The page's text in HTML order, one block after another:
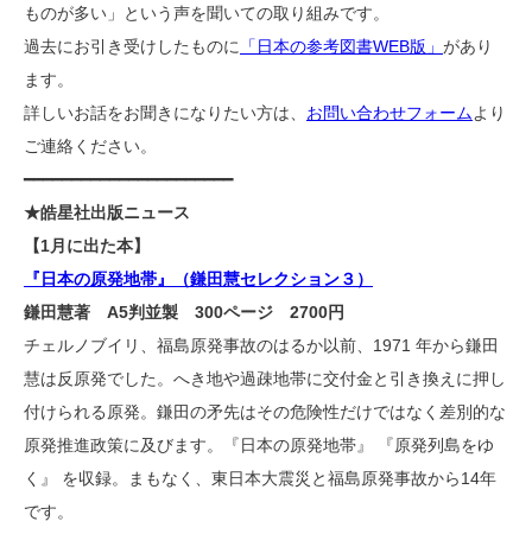
ものが多い」という声を聞いての取り組みです。
過去にお引き受けしたものに
「日本の参考図書WEB版」 があり
ます。
詳しいお話をお聞きになりたい方は、 お問い合わせフォームより
ご連絡ください。
━━━━━━━━━━━━━━━━━━━━━━
★皓星社出版ニュース
【1月に出た本】
『日本の原発地帯』（鎌田慧セレクション３）
鎌田慧著 A5判並製 300ページ 2700円
チェルノブイリ、福島原発事故のはるか以前、1971 年から鎌田
慧は反原発でした。へき地や過疎地帯に交付金と引き換えに押し
付けられる原発。鎌田の矛先はその危険性だけではなく差別的な
原発推進政策に及びます。『日本の原発地帯』 『原発列島をゆ
く』 を収録。まもなく、東日本大震災と福島原発事故から14年
です。